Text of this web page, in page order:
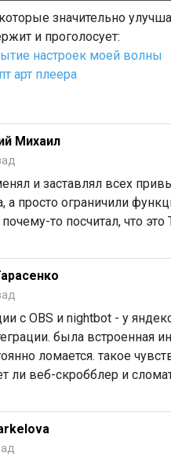
значительно
и проголосует:
настроек моей волны
арт плеера
Михаил
и заставлял всех
а просто ограничили
то посчитал, что
с OBS и nightbot - у
была встроенная
ломается. такое
ли веб-скробблер и